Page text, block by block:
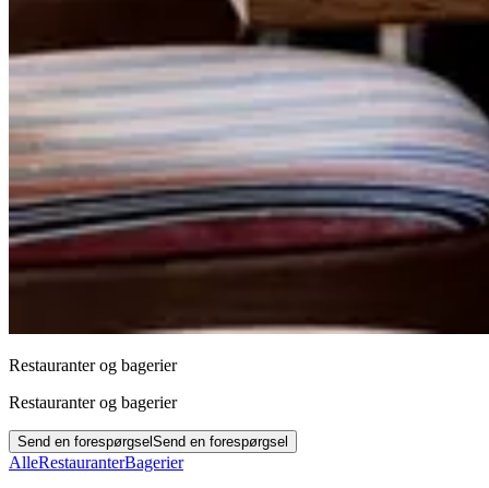
Restauranter og bagerier
Restauranter og bagerier
Send en forespørgsel Send en forespørgsel
AlleRestauranterBagerier